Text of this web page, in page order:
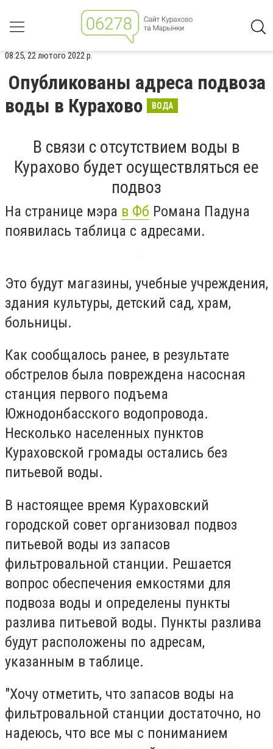
08:25, 22 лютого 2022 р.
Опубликованы адреса подвоза
воды в Курахово
ВОДА
В связи с отсутствием воды в
Курахово будет осуществляться ее
подвоз
На странице мэра в Фб Романа Падуна
появилась таблица с адресами.
Это будут магазины, учебные учреждения,
здания культуры, детский сад, храм,
больницы.
Как сообщалось ранее, в результате
обстрелов была повреждена насосная
станция первого подъема
Южнодонбасского водопровода.
Несколько населенных пунктов
Кураховской громады остались без
питьевой воды.
В настоящее время Кураховский
городской совет организовал подвоз
питьевой воды из запасов
фильтровальной станции. Решается
вопрос обеспечения емкостями для
подвоза воды и определены пункты
разлива питьевой воды. Пункты разлива
будут расположены по адресам,
указанным в таблице.
"Хочу отметить, что запасов воды на
фильтровальной станции достаточно, но
надеюсь, что все мы с пониманием